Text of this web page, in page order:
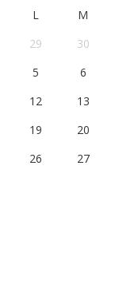
L M
29
30
5
6
12
13
19
20
26
27